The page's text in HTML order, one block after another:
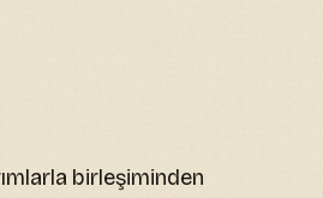
birleşiminden